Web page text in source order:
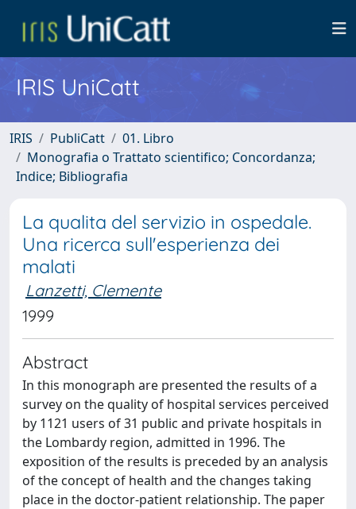
IRIS UniCatt
IRIS PubliCatt
01. Libro
Monografia o Trattato scientifico; Concordanza;
Indice; Bibliografia
La qualita del servizio in ospedale.
Una ricerca sull'esperienza dei
malati
Lanzetti, Clemente
1999
Abstract
In this monograph are presented the results of a
survey on the quality of hospital services perceived
by 1121 users of 31 public and private hospitals in
the Lombardy region, admitted in 1996. The
exposition of the results is preceded by an analysis
of the concept of health and the changes taking
place in the doctor-patient relationship. The paper